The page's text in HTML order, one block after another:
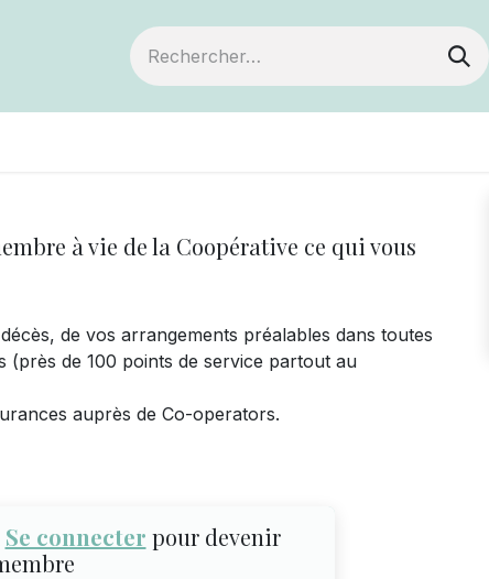
à vie de la Coopérative ce qui vous
de vos arrangements préalables dans toutes
(près de 100 points de service partout au
auprès de Co-operators.
Se connecter pour devenir